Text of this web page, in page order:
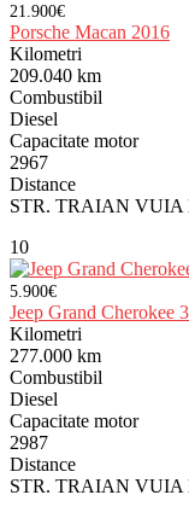
21.900€
Porsche Macan 2016
Kilometri
209.040 km
Combustibil
Diesel
Capacitate motor
2967
Distance
STR. TRAIAN VUIA
10
5.900€
Jeep Grand Cherokee
Kilometri
277.000 km
Combustibil
Diesel
Capacitate motor
2987
Distance
STR. TRAIAN VUIA